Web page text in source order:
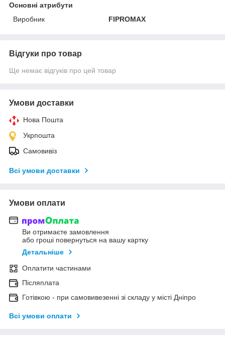
Основні атрибути
Виробник
FIPROMAX
Відгуки про товар
Ще немає відгуків про цей товар
Умови доставки
Нова Пошта
Укрпошта
Самовивіз
Всі умови доставки
Умови оплати
Ви отримаєте замовлення
або гроші повернуться на вашу картку
Детальніше
Оплатити частинами
Післяплата
Готівкою - при самовивезенні зі складу у місті Дніпро
Всі умови оплати